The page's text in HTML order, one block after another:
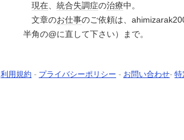
現在、 統合失調症の治療中。
文章のお仕事のご依頼は、
半角の@に直して下さい）まで。
利用規約 - プライバシーポリシー - お問い合わせ- 特